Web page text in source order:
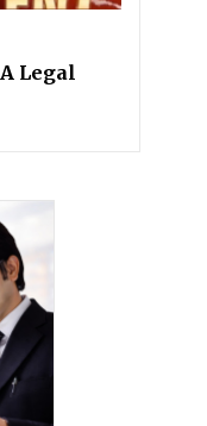
Legal